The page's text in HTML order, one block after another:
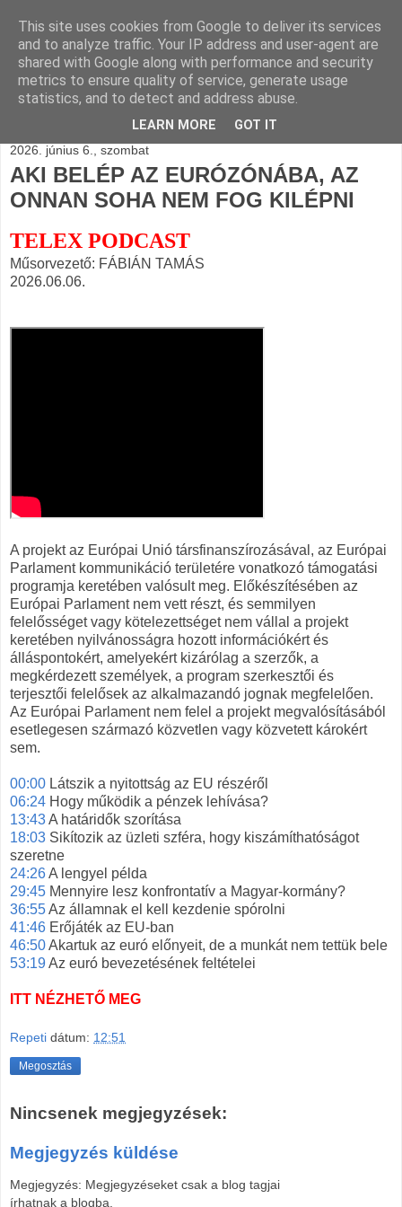
BLOGÁSZAT, napi
blogjava
2026. június 6., szombat
AKI BELÉP AZ EURÓZÓNÁBA, AZ
ONNAN SOHA NEM FOG KILÉPNI
TELEX PODCAST
Műsorvezető: FÁBIÁN TAMÁS
2026.06.06.
A projekt az Európai Unió társfinanszírozásával, az Európai
Parlament kommunikáció területére vonatkozó támogatási
programja keretében valósult meg. Előkészítésében az
Európai Parlament nem vett részt, és semmilyen
felelősséget vagy kötelezettséget nem vállal a projekt
keretében nyilvánosságra hozott információkért és
álláspontokért, amelyekért kizárólag a szerzők, a
megkérdezett személyek, a program szerkesztői és
terjesztői felelősek az alkalmazandó jognak megfelelően.
Az Európai Parlament nem felel a projekt megvalósításából
esetlegesen származó közvetlen vagy közvetett károkért
sem.
00:00 Látszik a nyitottság az EU részéről
06:24 Hogy működik a pénzek lehívása?
13:43A határidők szorítása
18:03 Sikítozik az üzleti szféra, hogy kiszámíthatóságot
szeretne
24:26A lengyel példa
29:45 Mennyire lesz konfrontatív a Magyar-kormány?
36:55Az államnak el kell kezdenie spórolni
41:46 Erőjáték az EU-ban
46:50Akartuk az euró előnyeit, de a munkát nem tettük bele
53:19Az euró bevezetésének feltételei
ITT NÉZHETŐ MEG
Repeti dátum: 12:51
Megosztás
Nincsenek megjegyzések:
Megjegyzés küldése
Megjegyzés: Megjegyzéseket csak a blog tagjai
írhatnak a blogba.
This site uses cookies from Google to deliver its services
and to analyze traffic. Your IP address and user-agent are
shared with Google along with performance and security
metrics to ensure quality of service, generate usage
statistics, and to detect and address abuse.
LEARN MORE GOT IT